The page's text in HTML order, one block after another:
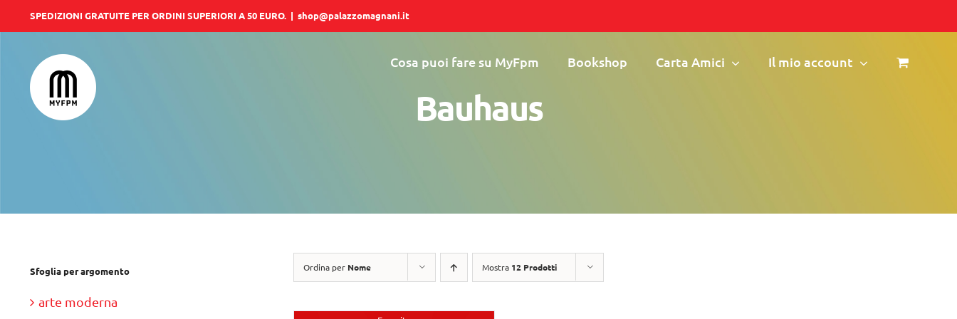
al
contenuto
SPEDIZIONI GRATUITE PER ORDINI SUPERIORI A 50 EURO. | shop@palazzomagnani.it
Cosa puoi fare su MyFpm Bookshop Carta Amici Il mio account
Bauhaus
Ordina per Nome Mostra 12 Prodotti
Sfoglia per argomento
arte moderna